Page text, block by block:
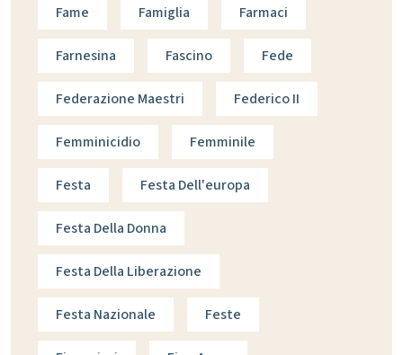
Fame Famiglia Farmaci
Farnesina Fascino Fede
Federazione Maestri Federico II
Femminicidio Femminile
Festa Festa Dell'europa
Festa Della Donna
Festa Della Liberazione
Festa Nazionale Feste